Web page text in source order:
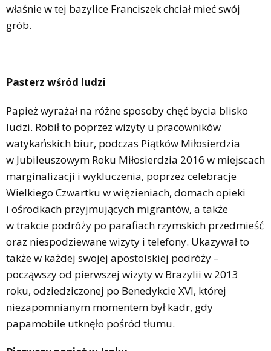
właśnie w tej bazylice Franciszek chciał mieć swój
grób.
Pasterz wśród ludzi
Papież wyrażał na różne sposoby chęć bycia blisko
ludzi. Robił to poprzez wizyty u pracowników
watykańskich biur, podczas Piątków Miłosierdzia
w Jubileuszowym Roku Miłosierdzia 2016 w miejscach
marginalizacji i wykluczenia, poprzez celebracje
Wielkiego Czwartku w więzieniach, domach opieki
i ośrodkach przyjmujących migrantów, a także
w trakcie podróży po parafiach rzymskich przedmieść
oraz niespodziewane wizyty i telefony. Ukazywał to
także w każdej swojej apostolskiej podróży –
począwszy od pierwszej wizyty w Brazylii w 2013
roku, odziedziczonej po Benedykcie XVI, której
niezapomnianym momentem był kadr, gdy
papamobile utknęło pośród tłumu.